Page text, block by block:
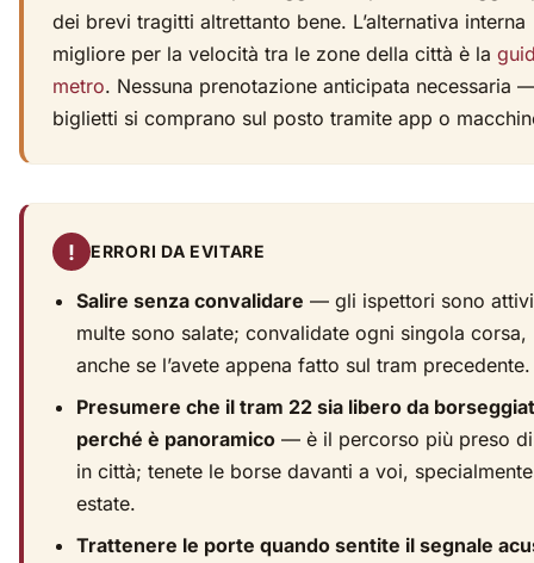
dei brevi tragitti altrettanto bene. L’alternativa interna
migliore per la velocità tra le zone della città è la
metro. Nessuna prenotazione anticipata necessaria
biglietti si comprano sul posto tramite app o
! ERRORI DA EVITARE
Salire senza convalidare — gli ispettori sono
multe sono salate; convalidate ogni singola corsa,
anche se l’avete appena fatto sul tram precedente.
Presumere che il tram 22 sia libero da
perché è panoramico — è il percorso più preso
in città; tenete le borse davanti a voi,
estate.
Trattenere le porte quando sentite il segnale